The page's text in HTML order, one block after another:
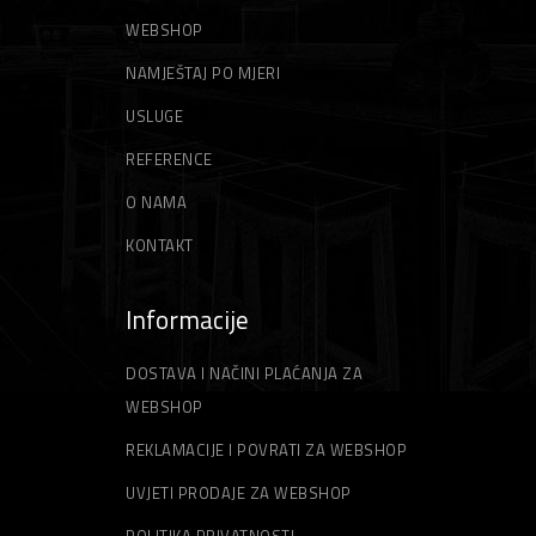
WEBSHOP
NAMJEŠTAJ PO MJERI
USLUGE
REFERENCE
O NAMA
KONTAKT
Informacije
DOSTAVA I NAČINI PLAĆANJA ZA
WEBSHOP
REKLAMACIJE I POVRATI ZA WEBSHOP
UVJETI PRODAJE ZA WEBSHOP